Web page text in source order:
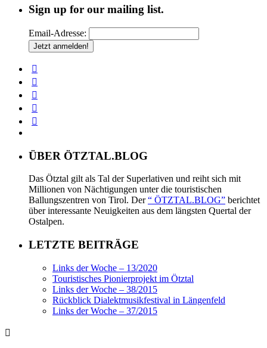
Sign up for our mailing list.
Email-Adresse:
ÜBER ÖTZTAL.BLOG
Das Ötztal gilt als Tal der Superlativen und reiht sich mit
Millionen von Nächtigungen unter die touristischen
Ballungszentren von Tirol. Der“ ÖTZTAL.BLOG” berichtet
über interessante Neuigkeiten aus dem längsten Quertal der
Ostalpen.
LETZTE BEITRÄGE
Links der Woche – 13/2020
Touristisches Pionierprojekt im Ötztal
Links der Woche – 38/2015
Rückblick Dialektmusikfestival in Längenfeld
Links der Woche – 37/2015